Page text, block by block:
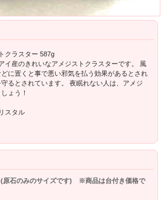
クラスター 587g
イ産のきれいなアメジストクラスターです。 風
に置くと事で悪い邪気を払う効果があるとされ
るとされています。 夜眠れない人は、アメジ
ょう！
スタル
原石のみのサイズです) ※商品は台付き価格で